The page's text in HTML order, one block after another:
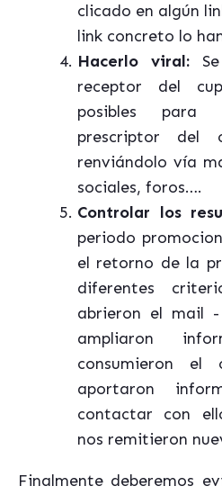
clicado en algún
link concreto lo
Hacerlo viral:
receptor del
posibles para
prescriptor del
renviándolo vía
sociales, foros….
Controlar los
periodo
el retorno de la
diferentes
abrieron el mail -
ampliaron
consumieron
aportaron
contactar con
nos remitieron
Finalmente deberemos